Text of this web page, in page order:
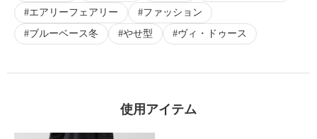
エアリーフェアリー
ファッション
ブルーベース冬
やせ型 ヴィ・ドゥース
使用アイテム